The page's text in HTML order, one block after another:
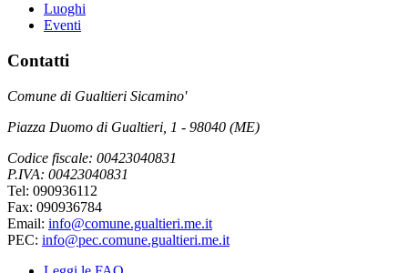
Luoghi
Eventi
Contatti
Comune di Gualtieri Sicamino'
Piazza Duomo di Gualtieri, 1 - 98040 (ME)
Codice fiscale: 00423040831
P.IVA: 00423040831
Tel: 090936112
Fax: 090936784
Email: info@comune.gualtieri.me.it
PEC: info@pec.comune.gualtieri.me.it